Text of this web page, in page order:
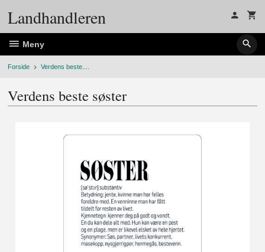
Landhandleren
Meny
Forside Verdens beste....
Verdens beste søster